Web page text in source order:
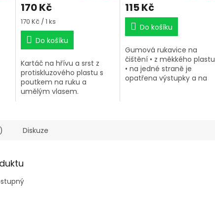
170 Kč
Měrná
cena:
170 Kč / 1 ks
Do košíku
Kartáč na hřívu a srst z
protiskluzového plastu s
poutkem na ruku a
umělým vlasem.
115 Kč
Do košíku
Gumová rukavice na
čištění • z měkkého plastu
• na jedné straně je
opatřena výstupky a na
Diskuze